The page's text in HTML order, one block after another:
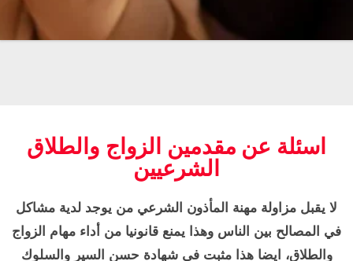
اسئلة عن مقدمين الزواج والطلاق
الشرعيين
لا يقبل مزاولة مهنة المأذون الشرعي من يوجد لدية مشاكل
في المصالح بين الناس وهذا يمنع قانونيا من أداء مهام الزواج
والطلاق، ايضا هذا مثبت في شهادة حسن السير والسلوك